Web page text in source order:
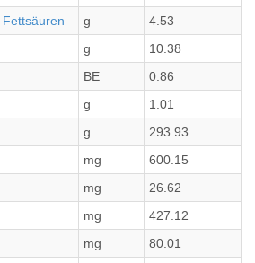
g
4.53
g
10.38
BE
0.86
g
1.01
g
293.93
mg
600.15
mg
26.62
mg
427.12
mg
80.01